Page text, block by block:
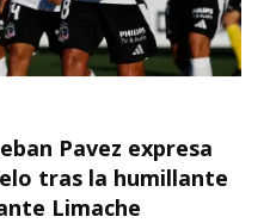
Pavez expresa
tras la humillante
Limache